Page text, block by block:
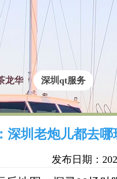
龙华 深圳qt服务
深圳老炮儿都去哪
发布日期：